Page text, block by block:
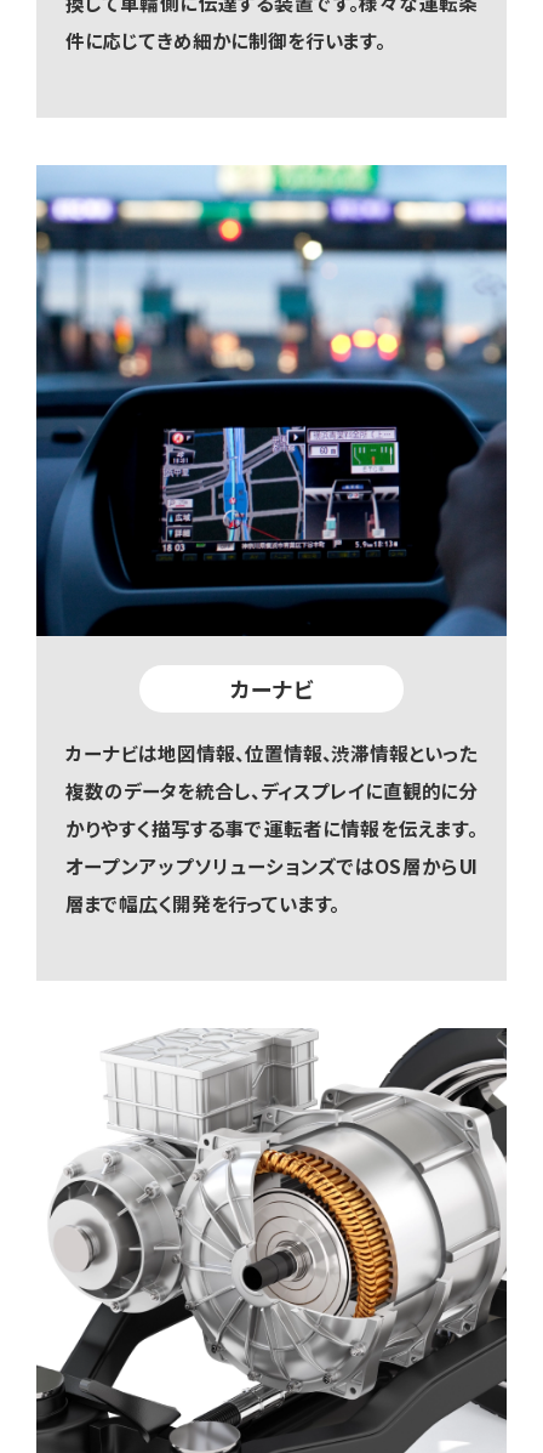
件に応じてきめ細かに制御を行います。
カーナビ
カーナビは地図情報、位置情報、渋滞情報といった
複数のデータを統合し、ディスプレイに直観的に分
かりやすく描写する事で運転者に情報を伝えます。
オープンアップソリューションズではOS層からUI
層まで幅広く開発を行っています。